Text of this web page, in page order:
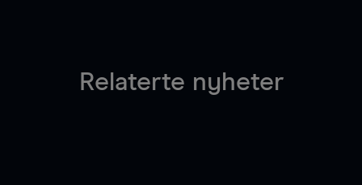
Relaterte nyheter